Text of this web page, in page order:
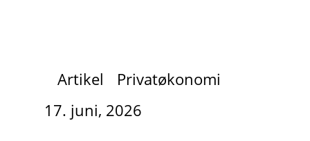
Artikel
Privatøkonomi
17. juni, 2026